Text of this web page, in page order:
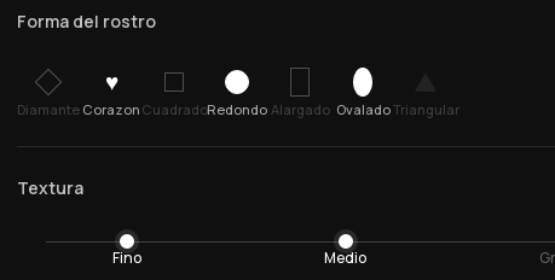
Forma del rostro
Diamante
♥
Corazon CuadradoRedondo Alargado OvaladoTriangular
Textura
Fino Medio